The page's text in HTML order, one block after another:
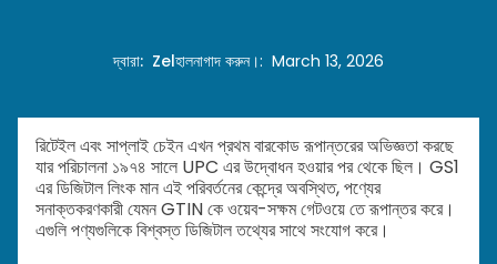
দ্বারা: Zelহালনাগাদ করুন।: March 13, 2026
রিটেইল এবং সাপ্লাই চেইন এখন প্রথম বারকোড রূপান্তরের অভিজ্ঞতা করছে
যার পরিচালনা ১৯৭৪ সালে UPC এর উদ্বোধন হওয়ার পর থেকে ছিল। GS1
এর ডিজিটাল লিংক মান এই পরিবর্তনের কেন্দ্রে অবস্থিত, পণ্যের
সনাক্তকরণকারী যেমন GTIN কে ওয়েব-সক্ষম গেটওয়ে তে রূপান্তর করে।
এগুলি পণ্যগুলিকে বিশ্বস্ত ডিজিটাল তথ্যের সাথে সংযোগ করে।